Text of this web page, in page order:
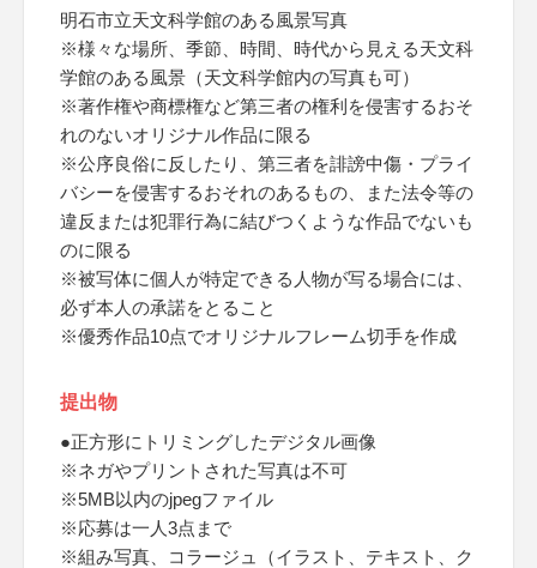
明石市立天文科学館のある風景写真
※様々な場所、季節、時間、時代から見える天文科
学館のある風景（天文科学館内の写真も可）
※著作権や商標権など第三者の権利を侵害するおそ
れのないオリジナル作品に限る
※公序良俗に反したり、第三者を誹謗中傷・プライ
バシーを侵害するおそれのあるもの、また法令等の
違反または犯罪行為に結びつくような作品でないも
のに限る
※被写体に個人が特定できる人物が写る場合には、
必ず本人の承諾をとること
※優秀作品10点でオリジナルフレーム切手を作成
提出物
●正方形にトリミングしたデジタル画像
※ネガやプリントされた写真は不可
※5MB以内のjpegファイル
※応募は一人3点まで
※組み写真、コラージュ（イラスト、テキスト、ク